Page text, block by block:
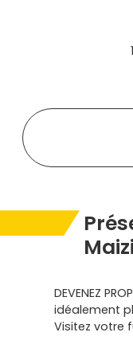
DEVENEZ
idéalement
Visitez votre